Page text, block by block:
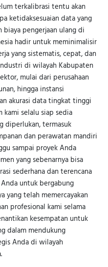
terkalibrasi tentu akan
ketidaksesuaian data yang
pengerjaan ulang di
hadir untuk meminimalisir
yang sistematis, cepat, dan
di wilayah Kabupaten
mulai dari perusahaan
hingga instansi
akurasi data tingkat tinggi
kami selalu siap sedia
diperlukan, termasuk
dan perawatan mandiri
sampai proyek Anda
yang sebenarnya bisa
sederhana dan terencana
untuk bergabung
yang telah memercayakan
profesional kami selama
kesempatan untuk
dalam mendukung
Anda di wilayah